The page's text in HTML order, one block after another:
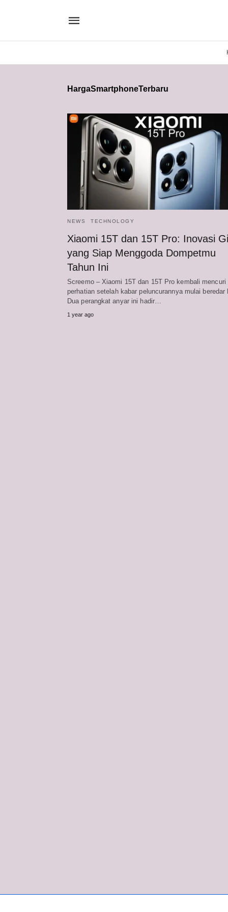
HargaSmartphoneTerbaru
NEWS TECHNOLOGY
Xiaomi 15T dan 15T Pro: Inovasi
yang Siap Menggoda Dompetmu
Tahun Ini
Screemo – Xiaomi 15T dan 15T Pro kembali mencuri
perhatian setelah kabar peluncurannya mulai beredar
Dua perangkat anyar ini hadir…
1 year ago